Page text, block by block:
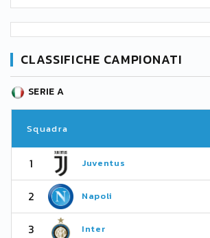
CLASSIFICHE CAMPIONATI
SERIE A
Squadra
1 Juventus
2 Napoli
3 Inter